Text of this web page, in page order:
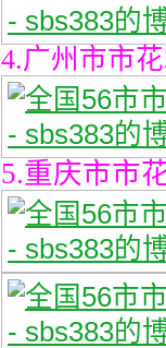
4.广州市市
5.重庆市市